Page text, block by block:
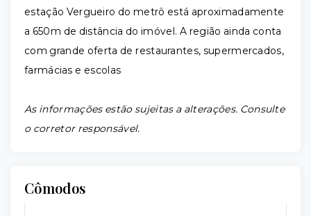
estação Vergueiro do metrô está aproximadamente
a 650m de distância do imóvel. A região ainda conta
com grande oferta de restaurantes, supermercados,
farmácias e escolas
As informações estão sujeitas a alterações. Consulte
o corretor responsável.
Cômodos